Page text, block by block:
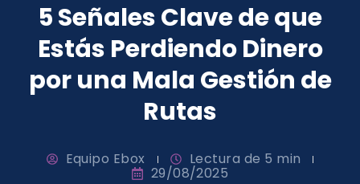
5 Señales Clave de que
Estás Perdiendo Dinero
por una Mala Gestión de
Rutas
Equipo Ebox Lectura de 5 min
29/08/2025